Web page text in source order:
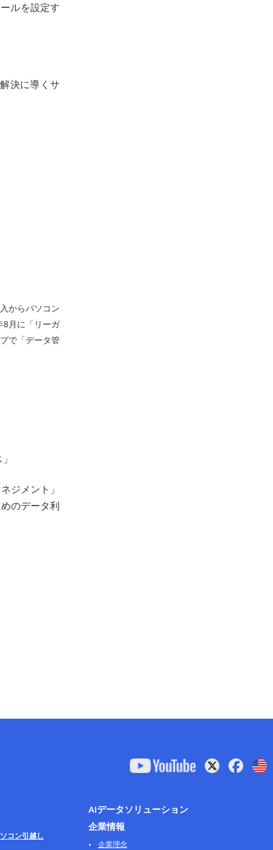
ルを設定す
決に導くサ
からパソコン
8月に「リーガ
で「データ管
ジメント」
のデータ利
コン引越し
AIデータソリューション
企業情報
企業理念